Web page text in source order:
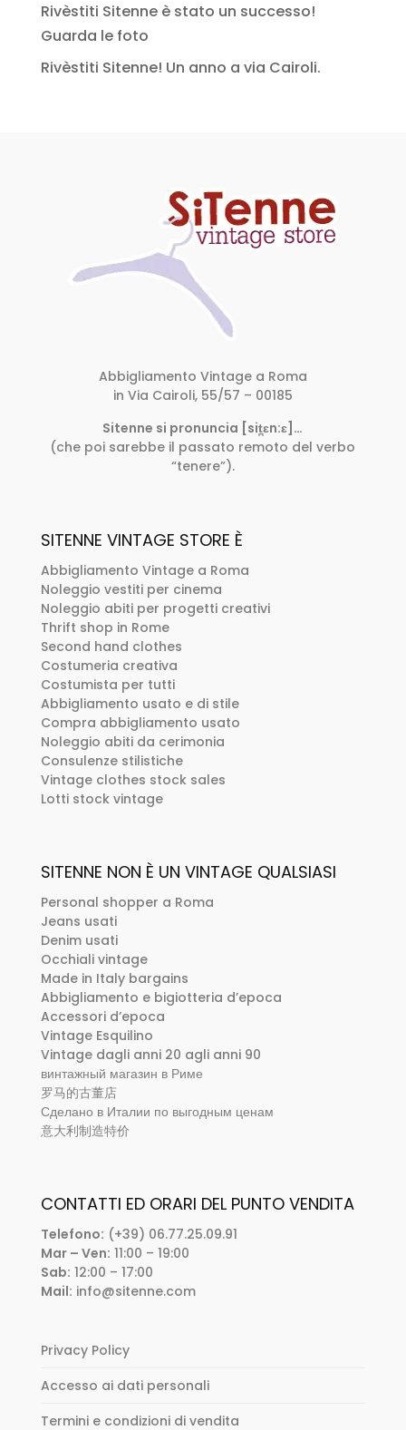
Rivèstiti Sitenne è stato un successo!
Guarda le foto
Rivèstiti Sitenne! Un anno a via Cairoli.
Abbigliamento Vintage a Roma
in Via Cairoli, 55/57 – 00185
Sitenne si pronuncia [sit̪ɛn:ɛ]…
(che poi sarebbe il passato remoto del verbo
“tenere”).
SITENNE VINTAGE STORE È
Abbigliamento Vintage a Roma
Noleggio vestiti per cinema
Noleggio abiti per progetti creativi
Thrift shop in Rome
Second hand clothes
Costumeria creativa
Costumista per tutti
Abbigliamento usato e di stile
Compra abbigliamento usato
Noleggio abiti da cerimonia
Consulenze stilistiche
Vintage clothes stock sales
Lotti stock vintage
SITENNE NON È UN VINTAGE QUALSIASI
Personal shopper a Roma
Jeans usati
Denim usati
Occhiali vintage
Made in Italy bargains
Abbigliamento e bigiotteria d’epoca
Accessori d’epoca
Vintage Esquilino
Vintage dagli anni 20 agli anni 90
винтажный магазин в Риме
罗马的古董店
Сделано в Италии по выгодным ценам
意大利制造特价
CONTATTI ED ORARI DEL PUNTO VENDITA
Telefono: (+39) 06.77.25.09.91
Mar – Ven: 11:00 – 19:00
Sab: 12:00 – 17:00
Mail: info@sitenne.com
Privacy Policy
Accesso ai dati personali
Termini e condizioni di vendita